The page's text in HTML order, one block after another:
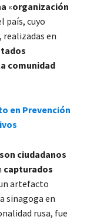
«organización
país, cuyo
realizadas en
comunidad
en Prevención
ciudadanos
capturados
artefacto
sinagoga en
rusa, fue